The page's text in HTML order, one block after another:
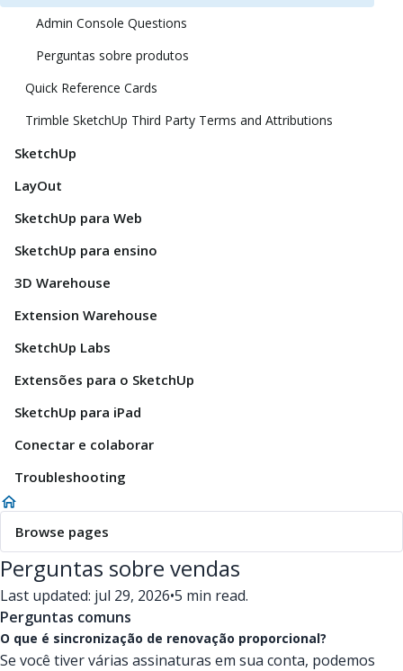
Admin Console Questions
Perguntas sobre produtos
Quick Reference Cards
Trimble SketchUp Third Party Terms and Attributions
SketchUp
LayOut
SketchUp para Web
SketchUp para ensino
3D Warehouse
Extension Warehouse
SketchUp Labs
Extensões para o SketchUp
SketchUp para iPad
Conectar e colaborar
Troubleshooting
Browse pages
Perguntas sobre vendas
Last updated: jul 29, 2026•5 min read.
Perguntas comuns
O que é sincronização de renovação proporcional?
Se você tiver várias assinaturas em sua conta, podemos